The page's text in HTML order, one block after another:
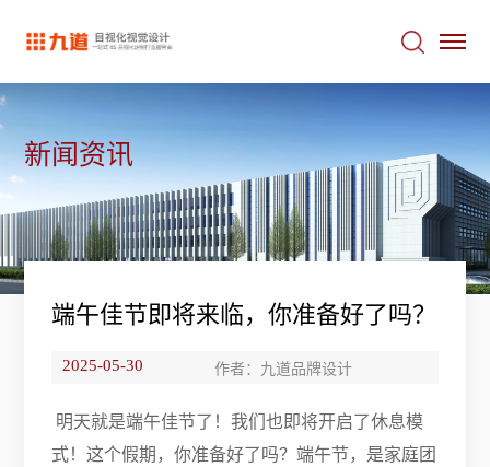
新闻资讯
端午佳节即将来临，你准备好了吗？
2025-05-30 作者：九道品牌设计
明天就是端午佳节了！我们也即将开启了休息模
式！这个假期，你准备好了吗？端午节，是家庭团